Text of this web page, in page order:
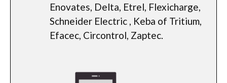
Enovates, Delta, Etrel, Flexicharge,
Schneider Electric , Keba of Tritium,
Efacec, Circontrol, Zaptec.